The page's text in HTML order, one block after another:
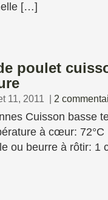
[…]
poulet
11, 2011 | 2
Cuisson basse
à cœur:
ou beurre à rôtir: